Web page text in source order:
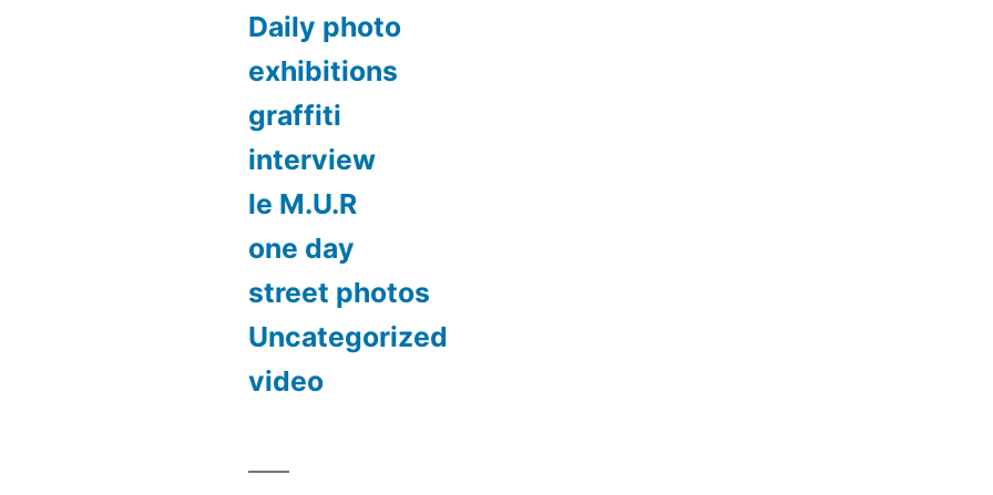
Daily photo
exhibitions
graffiti
interview
le M.U.R
one day
street photos
Uncategorized
video